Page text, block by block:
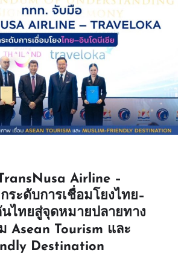
Airline –
ระดับการเชื่อมโยงไทย–
ไทยสู่จุดหมายปลายทาง
Asean Tourism และ
Destination